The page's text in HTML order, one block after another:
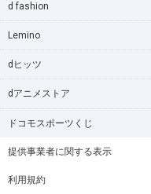
d fashion
Lemino
dヒッツ
dアニメストア
ドコモスポーツくじ
提供事業者に関する表示
利用規約